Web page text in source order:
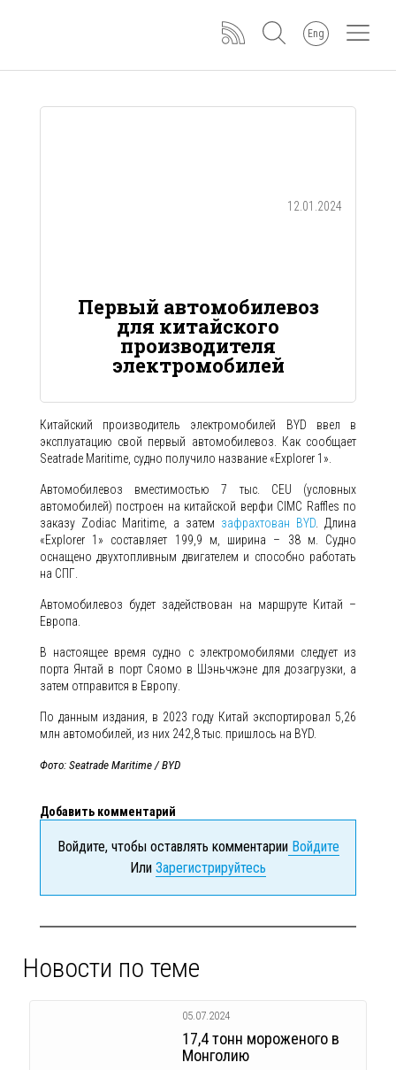
Eng
12.01.2024
Первый автомобилевоз
для китайского
производителя
электромобилей
Китайский производитель электромобилей BYD ввел в
эксплуатацию свой первый автомобилевоз. Как сообщает
Seatrade Maritime, судно получило название «Explorer 1».
Автомобилевоз вместимостью 7 тыс. CEU (условных
автомобилей) построен на китайской верфи CIMC Raffles по
заказу Zodiac Maritime, а затем зафрахтован BYD . Длина
«Explorer 1» составляет 199,9 м, ширина – 38 м. Судно
оснащено двухтопливным двигателем и способно работать
на СПГ.
Автомобилевоз будет задействован на маршруте Китай –
Европа.
В настоящее время судно с электромобилями следует из
порта Янтай в порт Сяомо в Шэньчжэне для дозагрузки, а
затем отправится в Европу.
По данным издания, в 2023 году Китай экспортировал 5,26
млн автомобилей, из них 242,8 тыс. пришлось на BYD.
Фото: Seatrade Maritime / BYD
Добавить комментарий
Войдите, чтобы оставлять комментарииВойдите
Или Зарегистрируйтесь
Новости по теме
05.07.2024
17,4 тонн мороженого в
Монголию